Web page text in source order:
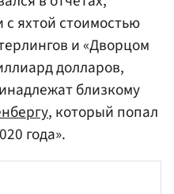
яхтой стоимостью
и «Дворцом
долларов,
близкому
, который попал
года».